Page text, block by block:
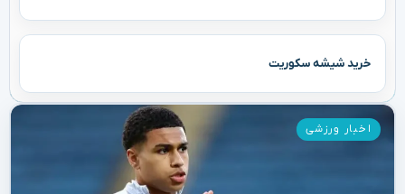
خرید شیشه سکوریت
اخبار ورزشی